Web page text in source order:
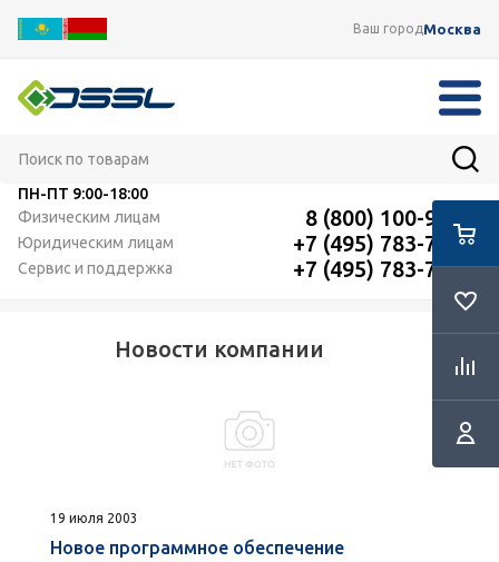
Ваш городМосква
ПН-ПТ 9:00-18:00
Физическим лицам
8 (800) 100-91-12
Юридическим лицам +7 (495) 783-72-87
Сервис и поддержка +7 (495) 783-72-87
Новости компании
RSS
19 июля 2003
Новое программное обеспечение